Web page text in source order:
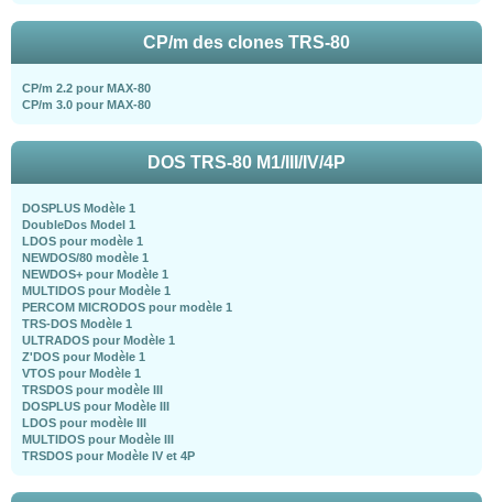
CP/m des clones TRS-80
CP/m 2.2 pour MAX-80
CP/m 3.0 pour MAX-80
DOS TRS-80 M1/III/IV/4P
DOSPLUS Modèle 1
DoubleDos Model 1
LDOS pour modèle 1
NEWDOS/80 modèle 1
NEWDOS+ pour Modèle 1
MULTIDOS pour Modèle 1
PERCOM MICRODOS pour modèle 1
TRS-DOS Modèle 1
ULTRADOS pour Modèle 1
Z'DOS pour Modèle 1
VTOS pour Modèle 1
TRSDOS pour modèle III
DOSPLUS pour Modèle III
LDOS pour modèle III
MULTIDOS pour Modèle III
TRSDOS pour Modèle IV et 4P